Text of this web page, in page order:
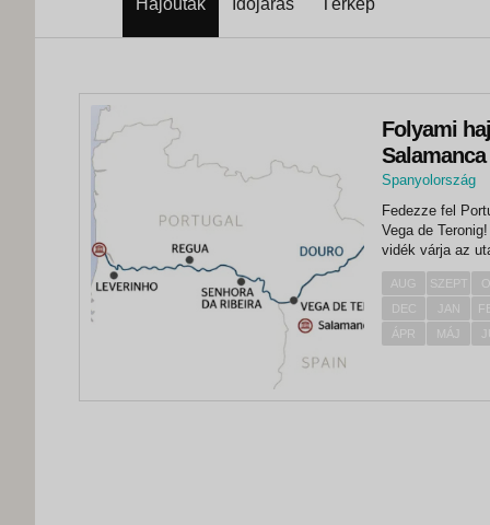
Hajóutak Időjárás Térkép
Folyami
Spanyolország
Fedezze fel
Vega de
vidék várja az
vetekszik
fedélzetre.
AUG SZEPT
DEC
JAN
ÁPR
MÁJ